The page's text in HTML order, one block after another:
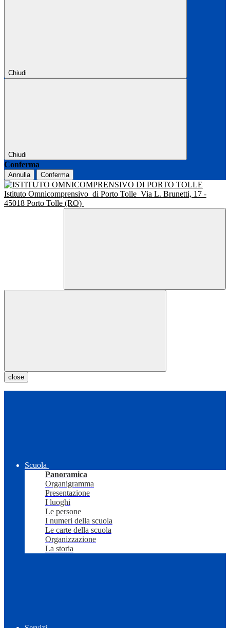
Chiudi
Chiudi
Conferma
Annulla Conferma
Istituto Omnicomprensivo di Porto Tolle Via L. Brunetti, 17 -
45018 Porto Tolle (RO)
close
Scuola
Panoramica
Organigramma
Presentazione
I luoghi
Le persone
I numeri della scuola
Le carte della scuola
Organizzazione
La storia